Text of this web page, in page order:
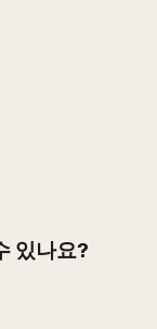
있나요?